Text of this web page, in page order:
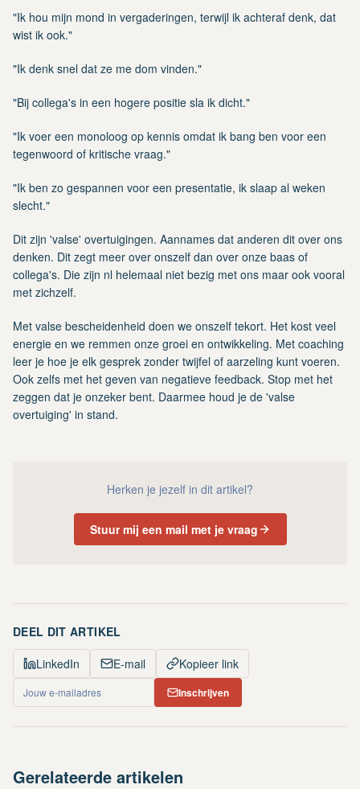
"Ik hou mijn mond in vergaderingen, terwijl ik achteraf denk, dat
wist ik ook."
"Ik denk snel dat ze me dom vinden."
"Bij collega's in een hogere positie sla ik dicht."
"Ik voer een monoloog op kennis omdat ik bang ben voor een
tegenwoord of kritische vraag."
"Ik ben zo gespannen voor een presentatie, ik slaap al weken
slecht."
Dit zijn 'valse' overtuigingen. Aannames dat anderen dit over ons
denken. Dit zegt meer over onszelf dan over onze baas of
collega's. Die zijn nl helemaal niet bezig met ons maar ook vooral
met zichzelf.
Met valse bescheidenheid doen we onszelf tekort. Het kost veel
energie en we remmen onze groei en ontwikkeling. Met coaching
leer je hoe je elk gesprek zonder twijfel of aarzeling kunt voeren.
Ook zelfs met het geven van negatieve feedback. Stop met het
zeggen dat je onzeker bent. Daarmee houd je de 'valse
overtuiging' in stand.
Herken je jezelf in dit artikel?
Stuur mij een mail met je vraag
DEEL DIT ARTIKEL
LinkedIn
E-mail Kopieer link
Inschrijven
Gerelateerde artikelen